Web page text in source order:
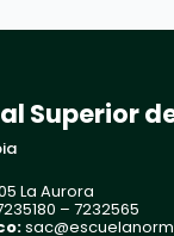
Superior
La Aurora
– 7232565